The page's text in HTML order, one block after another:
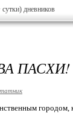
сутки) дневников
ПАСХИ!